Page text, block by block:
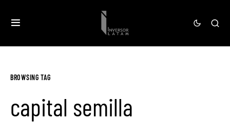
BROWSING TAG
capital semilla